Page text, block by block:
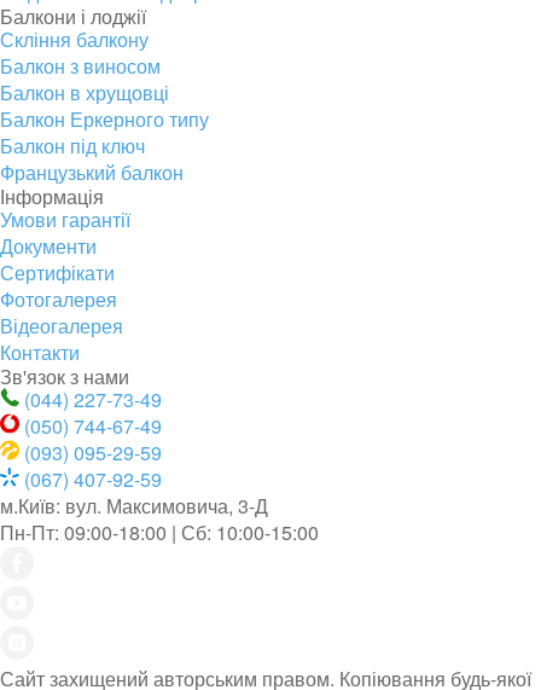
Балкони і лоджії
Скління балкону
Балкон з виносом
Балкон в хрущовці
Балкон Еркерного типу
Балкон під ключ
Французький балкон
Інформація
Умови гарантії
Документи
Сертифікати
Фотогалерея
Відеогалерея
Контакти
Зв'язок з нами
(044) 227-73-49
(050) 744-67-49
(093) 095-29-59
(067) 407-92-59
м.Київ: вул. Максимовича, 3-Д
Пн-Пт: 09:00-18:00 | Сб: 10:00-15:00
Сайт захищений авторським правом. Копіювання будь-якої